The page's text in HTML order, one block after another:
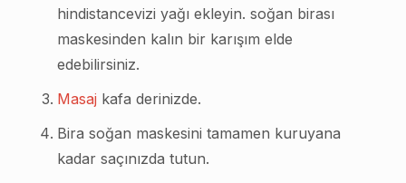
hindistancevizi yağı ekleyin. soğan birası
maskesinden kalın bir karışım elde
edebilirsiniz.
Masaj kafa derinizde.
Bira soğan maskesini tamamen kuruyana
kadar saçınızda tutun.